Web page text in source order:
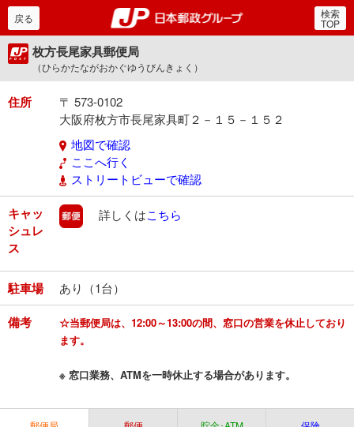
郵便局・日本郵政グルー
戻る 検索
TOP
枚方長尾家具郵便局
（ひらかたながおかぐゆうびんきょく）
住所
〒 573-0102
大阪府枚方市長尾家具町２－１５－１５２
地図で確認
ここへ行く
ストリートビューで確認
キャッ
シュレ
ス
郵便
詳しくはこちら
駐車場 あり（1台）
備考
☆当郵便局は、12:00～13:00の間、窓口の営業を休止しており
ます。
※ 窓口業務、ATMを一時休止する場合があります。